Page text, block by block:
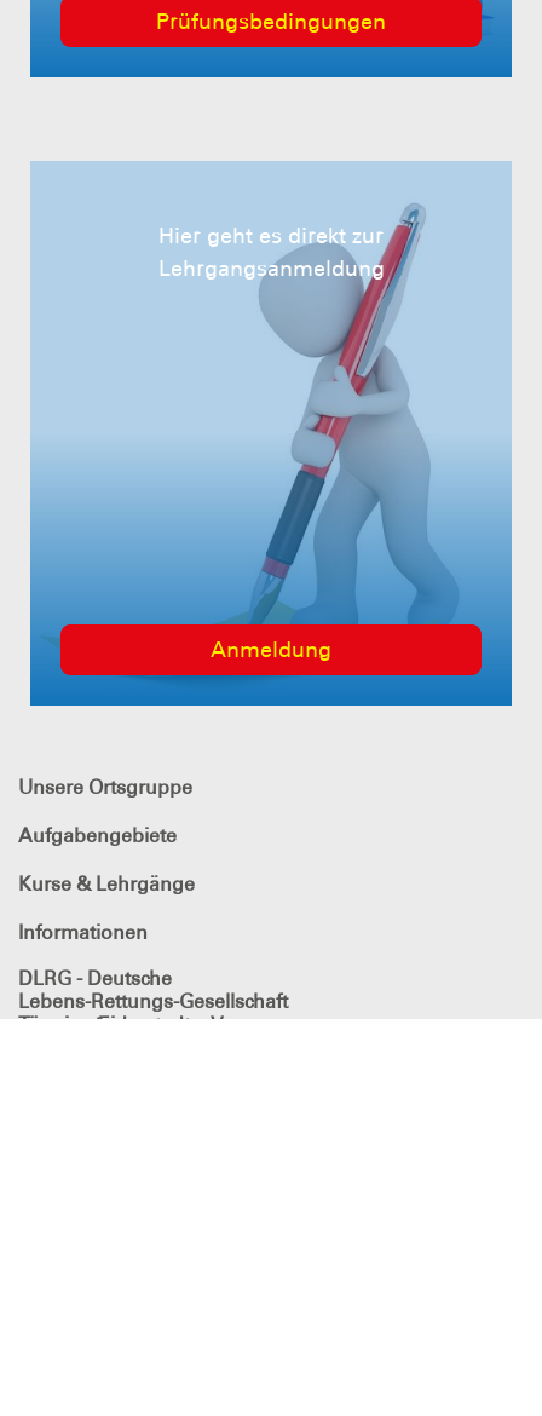
Prüfungsbedingungen
Hier geht es direkt zur
Lehrgangsanmeldung
Anmeldung
Unsere Ortsgruppe
Aufgabengebiete
Kurse & Lehrgänge
Informationen
DLRG - Deutsche
Lebens-Rettungs-Gesellschaft
Tönning/Eiderstedt e.V.